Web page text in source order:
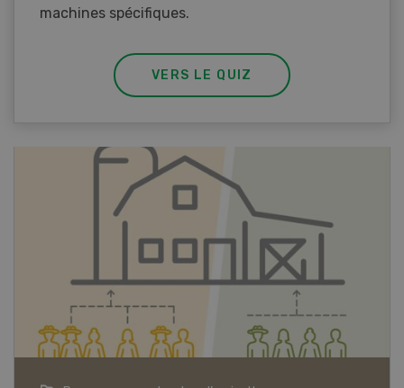
machines spécifiques.
VERS LE QUIZ